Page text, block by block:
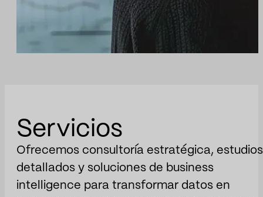
Servicios
Ofrecemos consultoría estratégica, estudios
detallados y soluciones de business
intelligence para transformar datos en